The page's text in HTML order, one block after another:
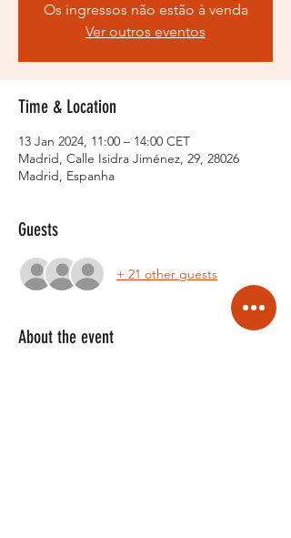
Os ingressos não estão à venda
Ver outros eventos
Time & Location
13 Jan 2024, 11:00 – 14:00 CET
Madrid, Calle Isidra Jiménez, 29, 28026
Madrid, Espanha
Guests
+ 21 other guests
About the event